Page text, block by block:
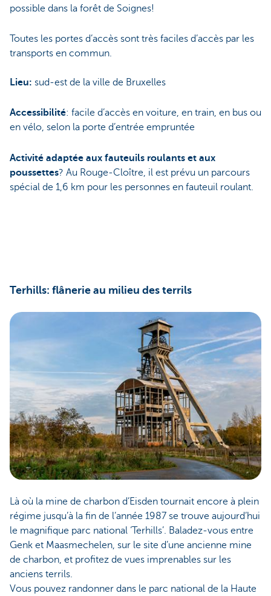
possible dans la forêt de Soignes!
Toutes les portes d’accès sont très faciles d’accès par les
transports en commun.
Lieu: sud-est de la ville de Bruxelles
Accessibilité: facile d’accès en voiture, en train, en bus ou
en vélo, selon la porte d’entrée empruntée
Activité adaptée aux fauteuils roulants et aux
poussettes? Au Rouge-Cloître, il est prévu un parcours
spécial de 1,6 km pour les personnes en fauteuil roulant.
Terhills: flânerie au milieu des terrils
Là où la mine de charbon d’Eisden tournait encore à plein
régime jusqu’à la fin de l’année 1987 se trouve aujourd’hui
le magnifique parc national ‘Terhills’. Baladez-vous entre
Genk et Maasmechelen, sur le site d’une ancienne mine
de charbon, et profitez de vues imprenables sur les
anciens terrils.
Vous pouvez randonner dans le parc national de la Haute